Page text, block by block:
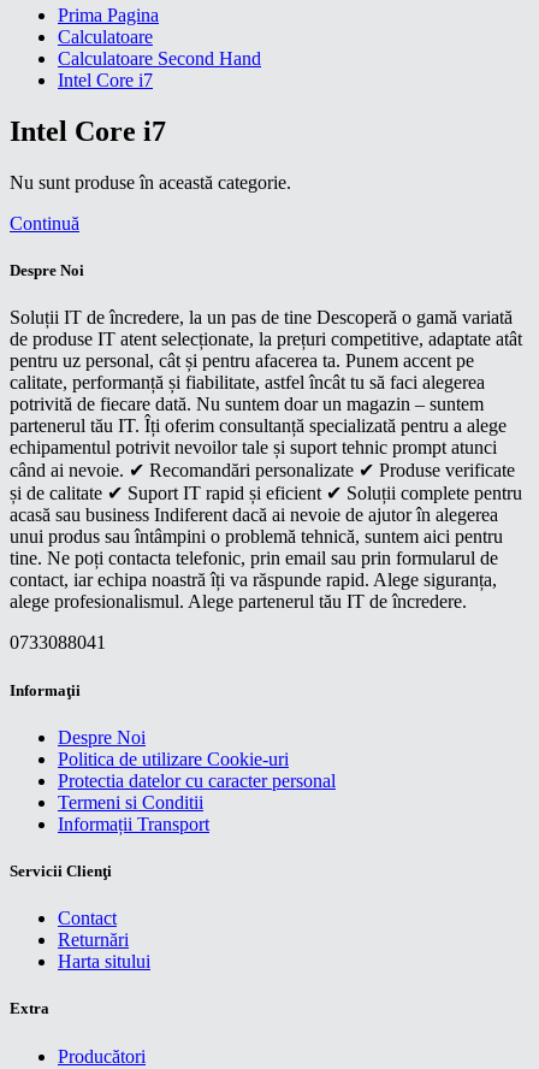
Prima Pagina
Calculatoare
Calculatoare Second Hand
Intel Core i7
Intel Core i7
Nu sunt produse în această categorie.
Continuă
Despre Noi
Soluții IT de încredere, la un pas de tine Descoperă o gamă variată
de produse IT atent selecționate, la prețuri competitive, adaptate atât
pentru uz personal, cât și pentru afacerea ta. Punem accent pe
calitate, performanță și fiabilitate, astfel încât tu să faci alegerea
potrivită de fiecare dată. Nu suntem doar un magazin – suntem
partenerul tău IT. Îți oferim consultanță specializată pentru a alege
echipamentul potrivit nevoilor tale și suport tehnic prompt atunci
când ai nevoie. ✔ Recomandări personalizate ✔ Produse verificate
și de calitate ✔ Suport IT rapid și eficient ✔ Soluții complete pentru
acasă sau business Indiferent dacă ai nevoie de ajutor în alegerea
unui produs sau întâmpini o problemă tehnică, suntem aici pentru
tine. Ne poți contacta telefonic, prin email sau prin formularul de
contact, iar echipa noastră îți va răspunde rapid. Alege siguranța,
alege profesionalismul. Alege partenerul tău IT de încredere.
0733088041
Informaţii
Despre Noi
Politica de utilizare Cookie-uri
Protectia datelor cu caracter personal
Termeni si Conditii
Informații Transport
Servicii Clienţi
Contact
Returnări
Harta sitului
Extra
Producători